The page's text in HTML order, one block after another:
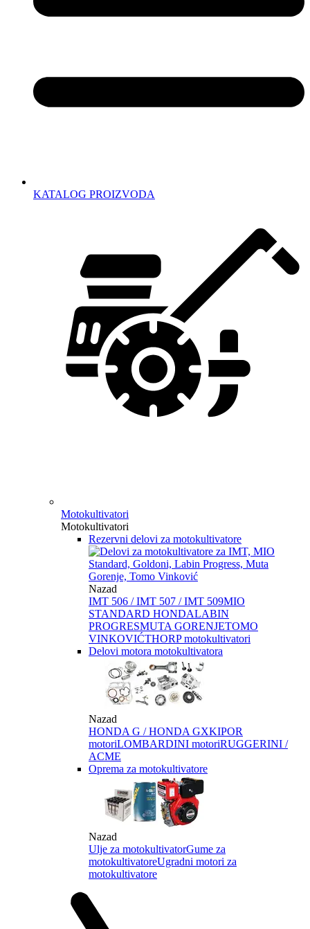
KATALOG PROIZVODA
Motokultivatori
Motokultivatori
Rezervni delovi za motokultivatore
Nazad
IMT 506 / IMT 507 / IMT 509MIO
STANDARD HONDALABIN
PROGRESMUTA GORENJETOMO
VINKOVIĆTHORP motokultivatori
Delovi motora motokultivatora
Nazad
HONDA G / HONDA GXKIPOR
motoriLOMBARDINI motoriRUGGERINI /
ACME
Oprema za motokultivatore
Nazad
Ulje za motokultivatorGume za
motokultivatoreUgradni motori za
motokultivatore